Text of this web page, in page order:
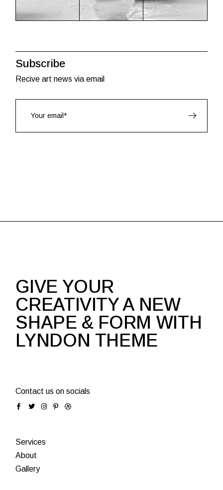
Subscribe
Recive art news via email
GIVE YOUR
CREATIVITY A NEW
SHAPE & FORM WITH
LYNDON THEME
Contact us on socials
Services
About
Gallery